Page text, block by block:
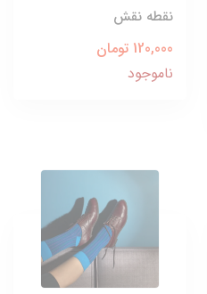
نقطه نقش
120,000 تومان
ناموجود